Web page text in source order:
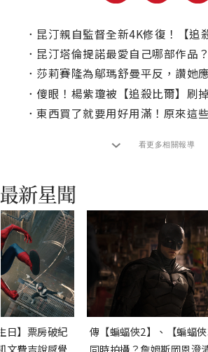
． 昆汀親自監督全新4K修復！【追殺比爾：完全血腥事件
． 昆汀塔倫提諾最愛自己哪部作品？【從前，有個好萊
． 莎莉賽隆為鄔瑪舒曼平反，讚她應該以這部
． 傻眼！楊紫瓊被【追殺比爾】刷
． 東西買了就要用好用滿！原來這些道具都
看更多相關報導
日】票房破紀
文費吉說感覺
傳【蝙蝠俠2】、【蝙蝠俠
同時拍攝？詹姆斯岡恩澄